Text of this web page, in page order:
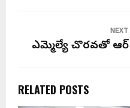
ఎమ్మెల్యే చొరవతో ఆర్
RELATED POSTS